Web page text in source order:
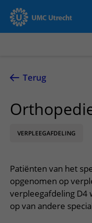
Naar hoofdinhoud
Over UMC
Utrecht
Research
UMC Utrecht
Zorg en behandeling
Ziekten en aandoeningen
Poliklinieken
Verpleegafdelingen
Onze zorgverleners
Afspraak en opname
Bezoek aan de
Opname in het
Voorbereiding op uw
Op bezoek in het UMC
Apotheek
Winkels en restaurants
Contact en route
Spoed
Verwijzers
Terug
VERPLEEGAFDELING
Patiënten van het
opgenomen op
verpleegafdeling D4
op van andere